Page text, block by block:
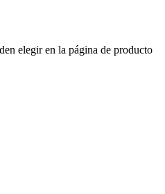
elegir en la página de producto